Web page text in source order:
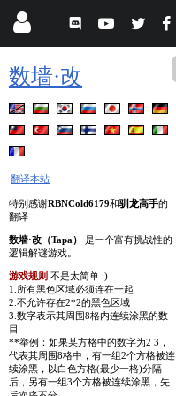
数墙·改
翻译本站
特别感谢RBNCold6179和驯龙高手的
翻译
数墙·改（Tapa）
是一个富有挑战性的
逻辑解谜游戏。
游戏规则 不是太简单 :)
1.所有黑色区域必须连在一起
2.不允许存在2*2的黑色区域
3.数字表示其周围8格内连续涂黑的数
目
**举例：如果某方格中的数字为2 3，
代表其周围8格中，有一组2个方格被连
续涂黑，以白色方格(最少一格)分隔
后，另有一组3个方格被连续涂黑，先